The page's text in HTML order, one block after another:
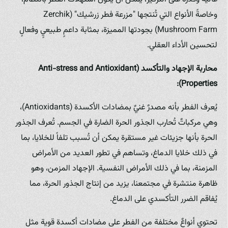
وخاصةً الأنواع التي تُنتجها "مزرعة فطر زرشيك" (Zerchik
Mushroom Farm) بجودتها المميزة، بمثابة داعمٍ طبيعيٍ وفعالٍ
لتحسين الأداء العقلي.
محاربة الإجهاد والتأكسد (Anti-stress and Antioxidant
Properties):
يُعرف الفطر بأنه مصدرٌ غنيٌ بمضادات الأكسدة (Antioxidants)،
وهي مركباتٌ تُحارب الجذور الحرة الضارة في الجسم. تُعرف الجذور
الحرة بأنها جزيئات غير مستقرة يمكن أن تُسبب تلفاً للخلايا، بما
في ذلك خلايا الدماغ، وتساهم في تطور العديد من الأمراض
المزمنة، بما في ذلك الأمراض النفسية. الإجهاد المزمن، وهو
ظاهرة منتشرة في مجتمعنا، يزيد من إنتاج الجذور الحرة، مما
يُفاقم الضرر التأكسدي على الدماغ.
تحتوي أنواعٌ مختلفة من الفطر على مضادات أكسدة قوية مثل